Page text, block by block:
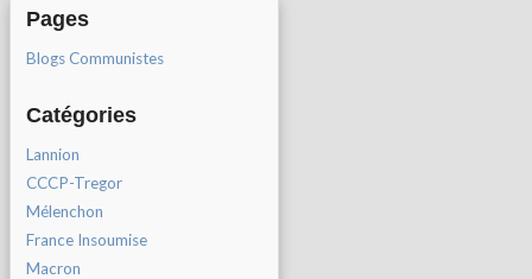
Pages
Blogs Communistes
Catégories
Lannion
CCCP-Tregor
Mélenchon
France Insoumise
Macron